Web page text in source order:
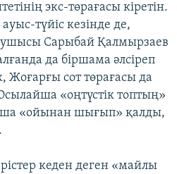
экс-төрағасы кіретін.
түйіс кезінде де,
Сарыбай Қалмырзаев
да біршама әлсіреп
Жоғарғы сот төрағасы да
«оңтүстік топтың»
«ойынан шығып» қалды,
кеден деген «майлы